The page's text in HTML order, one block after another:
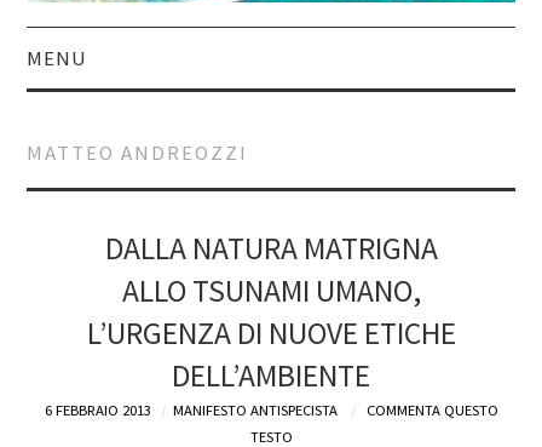
MENU
ACQUISTALO
DEFINIZIONI
MATTEO ANDREOZZI
DALLA NATURA MATRIGNA
ALLO TSUNAMI UMANO,
L’URGENZA DI NUOVE ETICHE
DELL’AMBIENTE
6 FEBBRAIO 2013 MANIFESTO ANTISPECISTA
COMMENTA QUESTO
TESTO